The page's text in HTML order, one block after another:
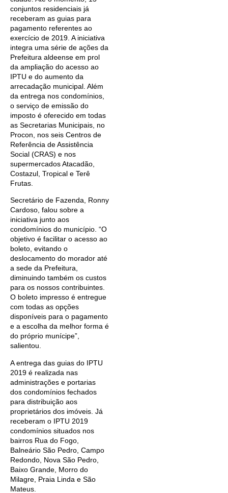
conjuntos residenciais já
receberam as guias para
pagamento referentes ao
exercício de 2019. A iniciativa
integra uma série de ações da
Prefeitura aldeense em prol
da ampliação do acesso ao
IPTU e do aumento da
arrecadação municipal. Além
da entrega nos condomínios,
o serviço de emissão do
imposto é oferecido em todas
as Secretarias Municipais, no
Procon, nos seis Centros de
Referência de Assistência
Social (CRAS) e nos
supermercados Atacadão,
Costazul, Tropical e Terê
Frutas.
Secretário de Fazenda, Ronny
Cardoso, falou sobre a
iniciativa junto aos
condomínios do município. “O
objetivo é facilitar o acesso ao
boleto, evitando o
deslocamento do morador até
a sede da Prefeitura,
diminuindo também os custos
para os nossos contribuintes.
O boleto impresso é entregue
com todas as opções
disponíveis para o pagamento
e a escolha da melhor forma é
do próprio munícipe”,
salientou.
A entrega das guias do IPTU
2019 é realizada nas
administrações e portarias
dos condomínios fechados
para distribuição aos
proprietários dos imóveis. Já
receberam o IPTU 2019
condomínios situados nos
bairros Rua do Fogo,
Balneário São Pedro, Campo
Redondo, Nova São Pedro,
Baixo Grande, Morro do
Milagre, Praia Linda e São
Mateus.